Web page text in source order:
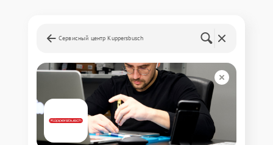
Сервисный центр Kuppersbusch